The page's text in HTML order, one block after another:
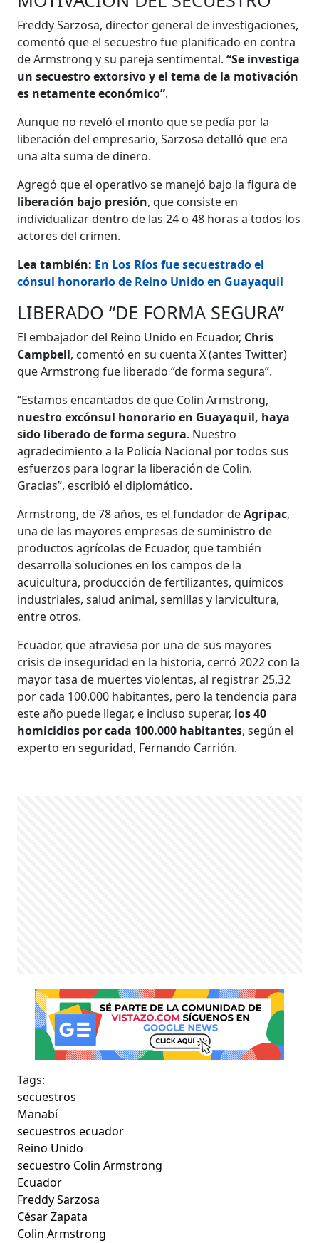
Freddy Sarzosa, director general de investigaciones,
comentó que el secuestro fue planificado en contra
de Armstrong y su pareja sentimental.“Se investiga
un secuestro extorsivo y el tema de la motivación
es netamente económico”.
Aunque no reveló el monto que se pedía por la
liberación del empresario, Sarzosa detalló que era
una alta suma de dinero.
Agregó que el operativo se manejó bajo la figura de
liberación bajo presión, que consiste en
individualizar dentro de las 24 o 48 horas a todos los
actores del crimen.
Lea también: En Los Ríos fue secuestrado el
cónsul honorario de Reino Unido en Guayaquil
LIBERADO “DE FORMA SEGURA”
El embajador del Reino Unido en Ecuador, Chris
Campbell, comentó en su cuenta X (antes Twitter)
que Armstrong fue liberado “de forma segura”.
“Estamos encantados de que Colin Armstrong,
nuestro excónsul honorario en Guayaquil, haya
sido liberado de forma segura. Nuestro
agradecimiento a la Policía Nacional por todos sus
esfuerzos para lograr la liberación de Colin.
Gracias”, escribió el diplomático.
Armstrong, de 78 años, es el fundador deAgripac,
una de las mayores empresas de suministro de
productos agrícolas de Ecuador, que también
desarrolla soluciones en los campos de la
acuicultura, producción de fertilizantes, químicos
industriales, salud animal, semillas y larvicultura,
entre otros.
Ecuador, que atraviesa por una de sus mayores
crisis de inseguridad en la historia, cerró 2022 con la
mayor tasa de muertes violentas, al registrar 25,32
por cada 100.000 habitantes, pero la tendencia para
este año puede llegar, e incluso superar, los 40
homicidios por cada 100.000 habitantes, según el
experto en seguridad, Fernando Carrión.
Tags:
secuestros
Manabí
secuestros ecuador
Reino Unido
secuestro Colin Armstrong
Ecuador
Freddy Sarzosa
César Zapata
Colin Armstrong